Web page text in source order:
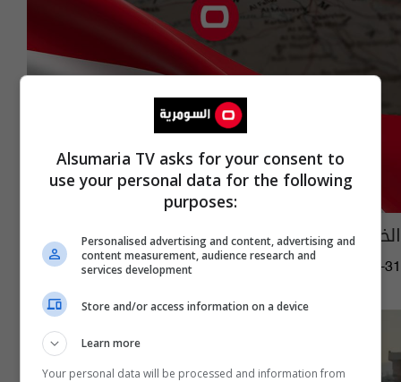
الخميس.. عطلة في صلاح الدين
13:10 | 2024-12-31
Alsumaria TV asks for your consent to
use your personal data for the following
purposes:
Personalised advertising and content, advertising and
content measurement, audience research and
services development
Store and/or access information on a device
Learn more
Your personal data will be processed and information from